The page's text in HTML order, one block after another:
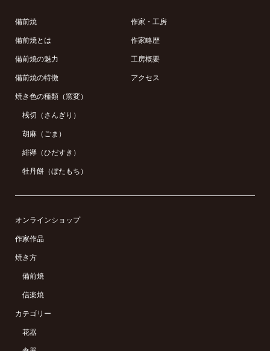
備前焼
備前焼とは
備前焼の魅力
備前焼の特徴
焼き色の種類（窯変）
桟切（さんぎり）
胡麻（ごま）
緋襷（ひだすき）
牡丹餅（ぼたもち）
作家・工房
作家略歴
工房概要
アクセス
オンラインショップ
作家作品
焼き方
備前焼
信楽焼
カテゴリー
花器